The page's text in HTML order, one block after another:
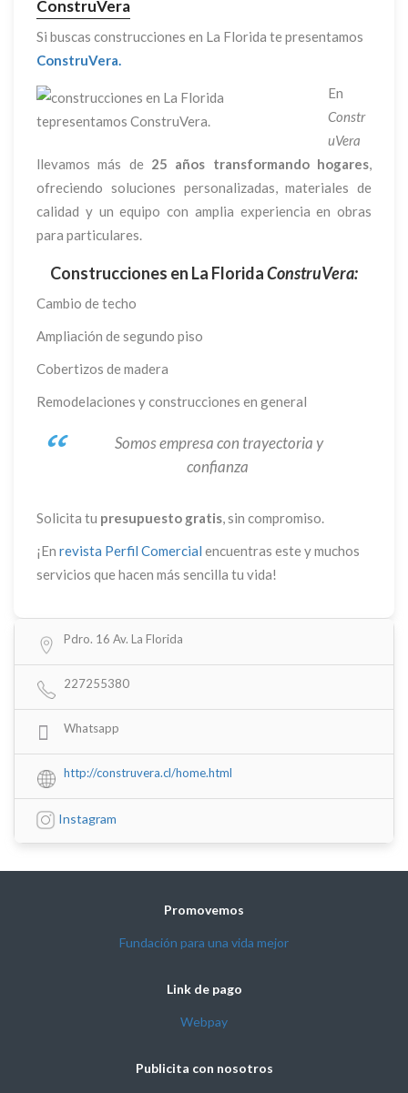
ConstruVera
Si buscas construcciones en La Florida te presentamos
ConstruVera.
En
Constr
uVera
llevamos más de 25 años transformando hogares,
ofreciendo soluciones personalizadas, materiales de
calidad y un equipo con amplia experiencia en obras
para particulares.
Construcciones en La FloridaConstruVera:
Cambio de techo
Ampliación de segundo piso
Cobertizos de madera
Remodelaciones y construcciones en general
Somos empresa con trayectoria y
confianza
Solicita tu presupuesto gratis, sin compromiso.
¡En revista Perfil Comercial encuentras este y muchos
servicios que hacen más sencilla tu vida!
Pdro. 16 Av. La Florida
227255380
Whatsapp
http://construvera.cl/home.html
Instagram
Promovemos
Fundación para una vida mejor
Link de pago
Webpay
Publicita con nosotros